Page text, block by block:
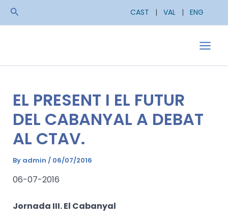
SkipSearch CAST | VAL | ENG
Main
EL PRESENT I EL FUTUR
DEL CABANYAL A DEBAT
AL CTAV.
By admin / 06/07/2016
06-07-2016
Jornada III. El Cabanyal